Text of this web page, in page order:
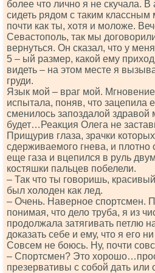
более что лично я не скучала.
сидеть рядом с таким классным
почти как ты, хотя и моложе.
Севастополь, так мы
вернуться. Он сказал, что у
5 – ый размер, какой ему
видеть – на этом месте я
груди.
Язык мой – враг мой.
испытала, поняв, что зацепила
сменилось запоздалой здравой
будет…Реакция Олега не
Прищурив глаза, зрачки
сдерживаемого гнева, и
еще газа и вцепился в руль
костяшки пальцев побелели.
– Так что ты говоришь,
был холоден как лед.
– Очень. Наверное спортсмен.
понимая, что дело труба, я из
продолжала затягивать петлю
доказать себе и ему, что я его
Совсем не боюсь. Ну, почти
– Спортсмен? Это
презервативы с собой дать или